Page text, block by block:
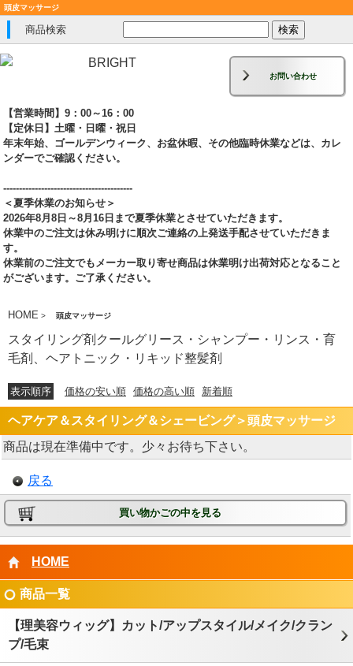
頭皮マッサージ
商品検索
お問い合わせ
【営業時間】9：00～16：00
【定休日】土曜・日曜・祝日
年末年始、ゴールデンウィーク、お盆休暇、その他臨時休業などは、カレ
ンダーでご確認ください。
-----------------------------------------
＜夏季休業のお知らせ＞
2026年8月8日～8月16日まで夏季休業とさせていただきます。
休業中のご注文は休み明けに順次ご連絡の上発送手配させていただきま
す。
休業前のご注文でもメーカー取り寄せ商品は休業明け出荷対応となること
がございます。ご了承ください。
HOME > 頭皮マッサージ
スタイリング剤クールグリース・シャンプー・リンス・育
毛剤、ヘアトニック・リキッド整髪剤
表示順序 価格の安い順 価格の高い順 新着順
ヘアケア＆スタイリング＆シェービング＞頭皮マッサージ
商品は現在準備中です。少々お待ち下さい。
戻る
買い物かごの中を見る
HOME
商品一覧
【理美容ウィッグ】カット/アップスタイル/メイク/クラン
プ/毛束